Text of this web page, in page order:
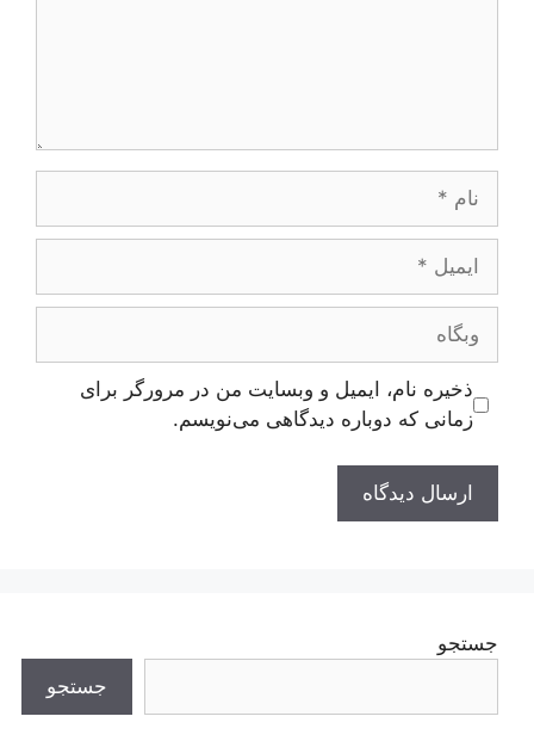
ایمیل
وبگاه
ذخیره نام، ایمیل و وبسایت من در مرورگر برای
زمانی که دوباره دیدگاهی می‌نویسم.
جستجو
جستجو